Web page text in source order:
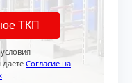
ТКП
даете Согласие на